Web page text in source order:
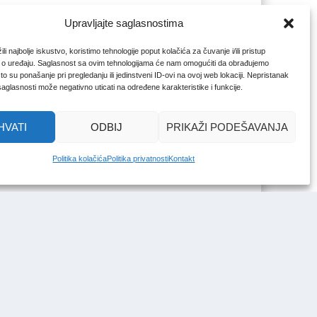
Upravljajte saglasnostima
najbolje iskustvo, koristimo tehnologije poput kolačića za čuvanje i/ili pristup
uređaju. Saglasnost sa ovim tehnologijama će nam omogućiti da obrađujemo
su ponašanje pri pregledanju ili jedinstveni ID-ovi na ovoj web lokaciji. Nepristanak
može negativno uticati na određene karakteristike i funkcije.
ODBIJ PRIKAŽI PODEŠAVANJA
Politika kolačićaPolitika privatnostiKontakt